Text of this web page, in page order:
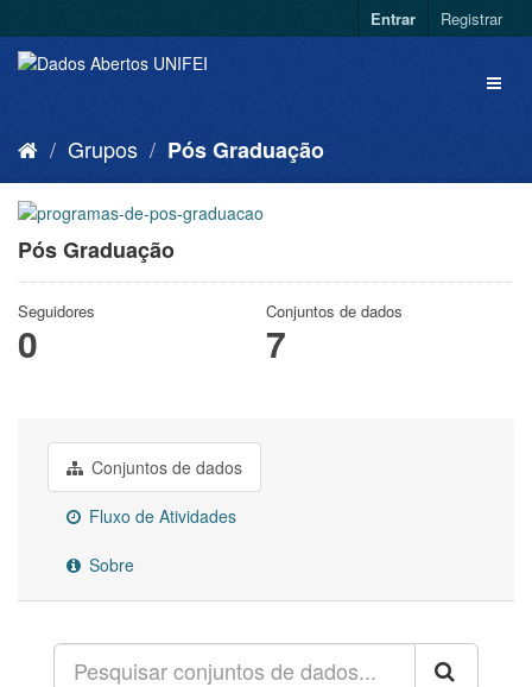
Entrar Registrar
Grupos Pós Graduação
Pós Graduação
Seguidores
0
Conjuntos de dados
7
Conjuntos de dados
Fluxo de Atividades
Sobre